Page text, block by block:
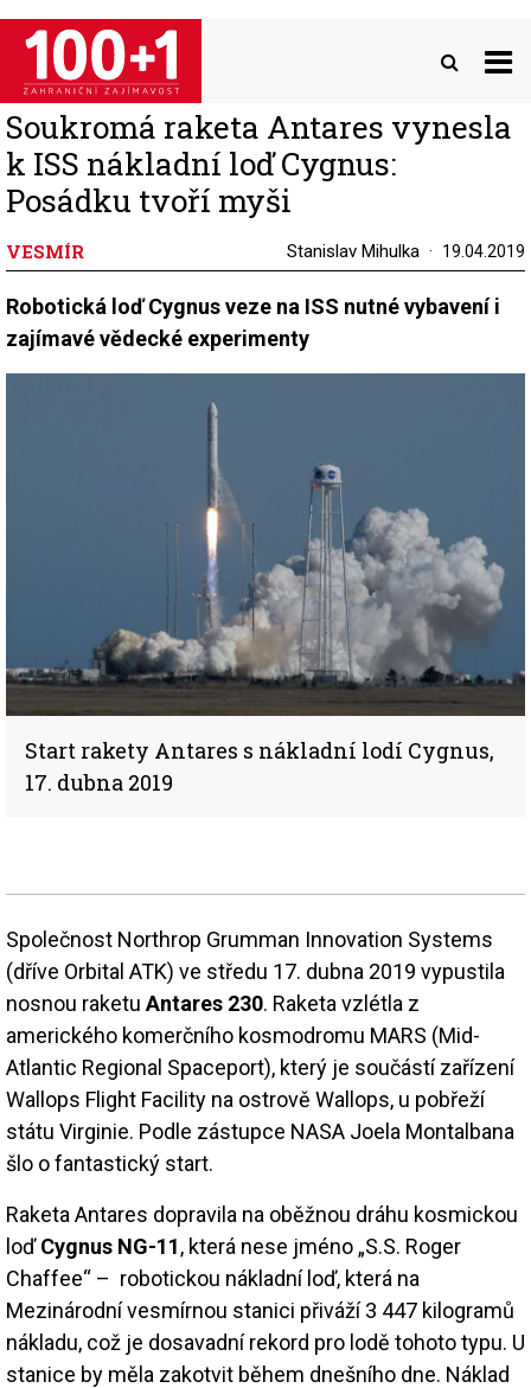
Přejít
hlavnímu
obsahu
Soukromá raketa Antares vynesla
k ISS nákladní loď Cygnus:
Posádku tvoří myši
VESMÍR Stanislav Mihulka 19.04.2019
Robotická loď Cygnus veze na ISS nutné vybavení i
zajímavé vědecké experimenty
Start rakety Antares s nákladní lodí Cygnus,
17. dubna 2019
Společnost Northrop Grumman Innovation Systems
(dříve Orbital ATK) ve středu 17. dubna 2019 vypustila
nosnou raketu Antares 230. Raketa vzlétla z
amerického komerčního kosmodromu MARS (Mid-
Atlantic Regional Spaceport), který je součástí zařízení
Wallops Flight Facility na ostrově Wallops, u pobřeží
státu Virginie. Podle zástupce NASA Joela Montalbana
šlo o fantastický start.
Raketa Antares dopravila na oběžnou dráhu kosmickou
loďCygnus NG-11, která nese jméno „S.S. Roger
Chaffee“ – robotickou nákladní loď, která na
Mezinárodní vesmírnou stanici přiváží 3 447 kilogramů
nákladu, což je dosavadní rekord pro lodě tohoto typu. U
stanice by měla zakotvit během dnešního dne. Náklad